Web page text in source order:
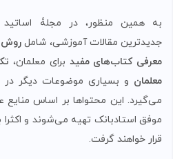
به همین منظور، در مجلۀ اساتید
جدیدترین مقالات آموزشی، شامل روش‌
معرفی کتاب‌های مفید برای معلمان،
معلمان و بسیاری موضوعات دیگر در
می‌گیرد. این محتواها بر اساس منایع
موفق استادبانک تهیه می‌شوند و
قرار خواهند گرفت.